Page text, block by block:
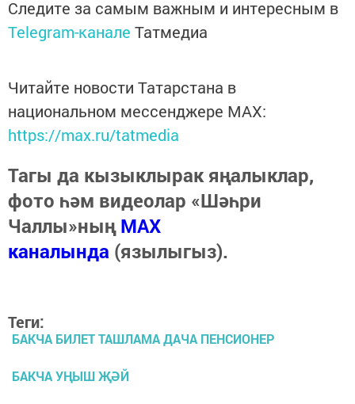
Следите за самым важным и интересным в
Telegram-канале Татмедиа
Читайте новости Татарстана в
национальном мессенджере MАХ:
https://max.ru/tatmedia
Тагы да кызыклырак яңалыклар,
фото һәм видеолар «Шәһри
Чаллы»ныңMAX
каналында (язылыгыз).
Теги:
БАКЧА БИЛЕТ ТАШЛАМА ДАЧА ПЕНСИОНЕР
БАКЧА УҢЫШ ҖӘЙ